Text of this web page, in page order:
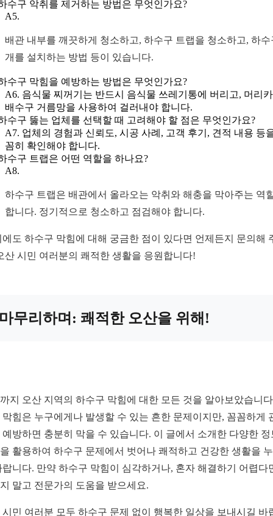
수구 악취를 제거하는 방법은 무엇인가요?
A5.
배관 내부를 깨끗하게 청소하고, 하수구 트랩을 청소하고, 하수
개를 설치하는 방법 등이 있습니다.
수구 막힘을 예방하는 방법은 무엇인가요?
A6. 음식물 찌꺼기는 반드시 음식물 쓰레기통에 버리고, 머리
배수구 거름망을 사용하여 걸러내야 합니다.
수구 뚫는 업체를 선택할 때 고려해야 할 점은 무엇인가요?
A7. 업체의 경험과 신뢰도, 시공 사례, 고객 후기, 견적 내용 등
꼼히 확인해야 합니다.
수구 트랩은 어떤 역할을 하나요?
A8.
하수구 트랩은 배관에서 올라오는 악취와 해충을 막아주는 역
합니다. 정기적으로 청소하고 점검해야 합니다.
에도 하수구 막힘에 대해 궁금한 점이 있다면 언제든지 문의해
산 시민 여러분의 쾌적한 생활을 응원합니다!
무리하며: 쾌적한 오산을 위해!
지 오산 지역의 하수구 막힘에 대한 모든 것을 알아보았습니
막힘은 누구에게나 발생할 수 있는 흔한 문제이지만, 꼼꼼하게
예방하면 충분히 막을 수 있습니다. 이 글에서 소개한 다양한 정
활용하여 하수구 문제에서 벗어나 쾌적하고 건강한 생활을
랍니다. 만약 하수구 막힘이 심각하거나, 혼자 해결하기 어렵다
말고 전문가의 도움을 받으세요.
시민 여러분 모두 하수구 문제 없이 행복한 일상을 보내시길 바